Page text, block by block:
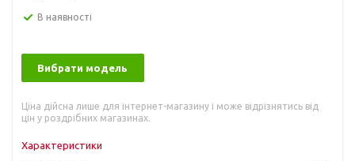
В наявності
Вибрати модель
Ціна дійсна лише для інтернет-магазину і може відрізнятись від
цін у роздрібних магазинах.
Характеристики